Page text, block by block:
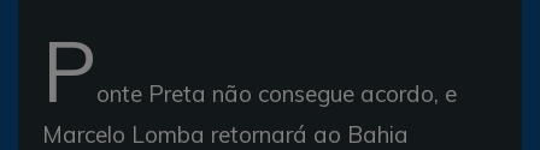
Ponte Preta não consegue acordo, e
Marcelo Lomba retornará ao Bahia